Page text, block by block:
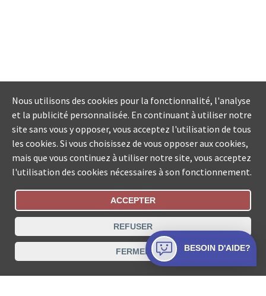
Statut De La Commande
Recherche des offices de Suisse
Protection des données Mentions légales
Conditions d’utilisation Contact
Nous utilisons des cookies pour la fonctionnalité, l'analyse
et la publicité personnalisée. En continuant à utiliser notre
site sans vous y opposer, vous acceptez l'utilisation de tous
les cookies. Si vous choisissez de vous opposer aux cookies,
mais que vous continuez à utiliser notre site, vous acceptez
l'utilisation des cookies nécessaires à son fonctionnement.
ACCEPTER
REFUSER
FERMER BESOIN D'AIDE?